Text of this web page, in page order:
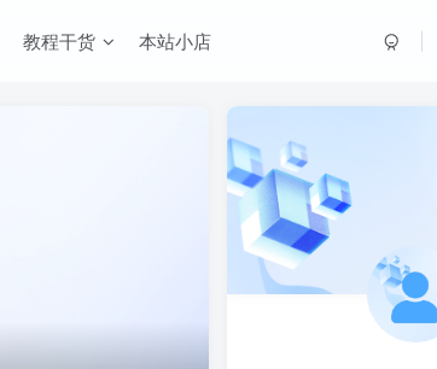
教程干货 本站小店